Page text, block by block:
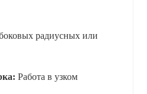
радиусных или
Работа в узком